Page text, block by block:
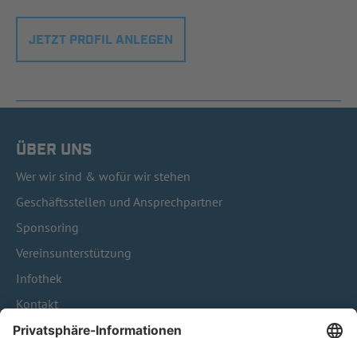
JETZT PROFIL ANLEGEN
ÜBER UNS
Wer wir sind & wofür wir stehen
Geschäftsstellen und Ansprechpartner
Sponsoring
Vereinsunterstützung
Infothek
Kontakt